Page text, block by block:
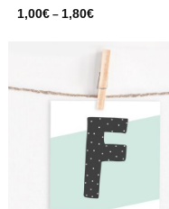
1,00€ – 1,80€